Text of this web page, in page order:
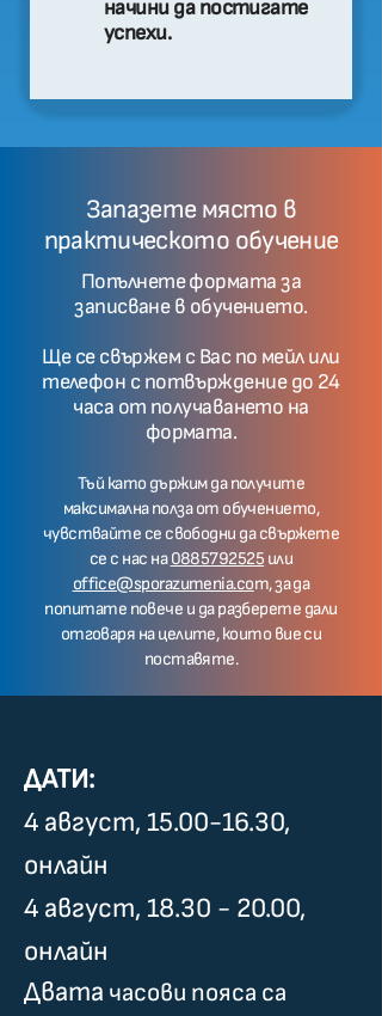
начини да постигате
успехи.
Запазете място в
практическото обучение
Попълнете формата за
записване в обучението.
Ще се свържем с Вас по мейл или
телефон с потвърждение до 24
часа от получаването на
формата.
Тъй като държим да получите
максимална полза от обучението,
чувствайте се свободни да свържете
се с нас на0885792525 или
office@sporazumenia.com, за да
попитате повече и да разберете дали
отговаря на целите, които вие си
поставяте.
ДАТИ:
4 август, 15.00-16.30,
онлайн
4 август, 18.30 - 20.00,
онлайн
​Двата часови пояса са